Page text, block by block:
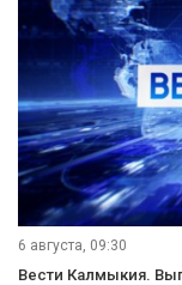
6 августа, 09:30
Вести Калмыкия.